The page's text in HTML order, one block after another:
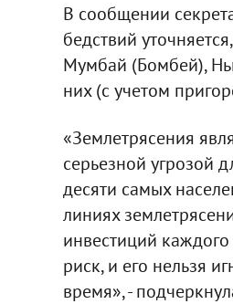
В сообщении
бедствий
Мумбай (Бомбей),
них (с учетом
«Землетрясения
серьезной угрозой
десяти самых
линиях
инвестиций
риск, и его нельзя
время», -